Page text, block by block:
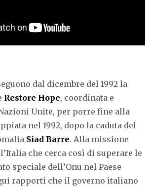
dal dicembre del 1992 la
Restore Hope, coordinata e
Unite, per porre fine alla
nel 1992, dopo la caduta del
Siad Barre. Alla missione
che cerca così di superare le
speciale dell’Onu nel Paese
rapporti che il governo italiano